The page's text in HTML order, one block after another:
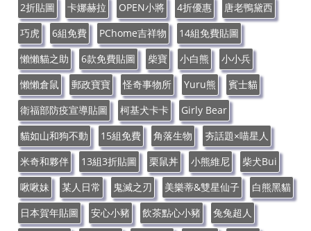
2折貼圖
卡娜赫拉 OPEN小將 4折優惠
唐老鴨黛西
巧虎
6組免費 PChome吉祥物
14組免費貼圖
懶懶貓之助
6款免費貼圖 柴寶 小白熊
小小兵
懶懶倉鼠
郵政寶寶 怪奇事物所 Yuru熊
賓士貓
衛福部防疫宣導貼圖
柯基犬卡卡
Girly Bear
貓如山和狗不動
15組免費 角落生物
夯話題×喵星人
米奇和夥伴
13組3折貼圖 栗鼠丼 小熊維尼
柴犬Bui
啾啾妹
某人日常 鬼滅之刃 美樂蒂&雙星仙子
白熊黑貓
日本賀年貼圖
安心小豬 飲茶點心小豬
兔兔超人